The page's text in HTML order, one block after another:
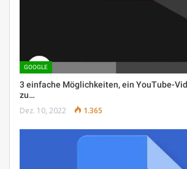
GOOGLE
3 einfache Möglichkeiten, ein YouTube-
zu…
Dez. 10, 2022 1.365